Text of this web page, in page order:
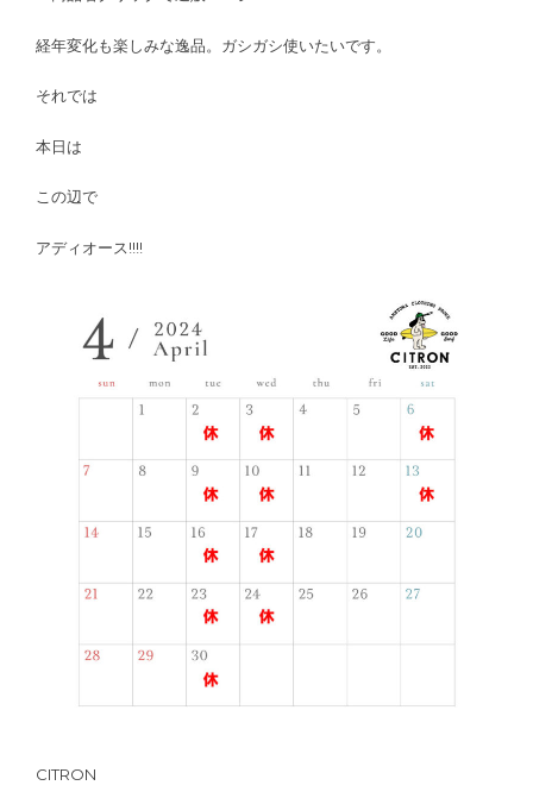
経年変化も楽しみな逸品。ガシガシ使いたいです。
それでは
本日は
この辺で
アディオース!!!!
CITRON